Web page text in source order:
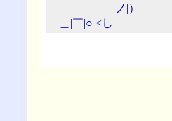
ノ|）
＿|￣|○ <し